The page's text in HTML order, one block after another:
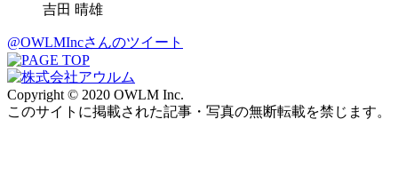
吉田 晴雄
@OWLMIncさんのツイート
Copyright © 2020 OWLM Inc.
このサイトに掲載された記事・写真の無断転載を禁じます。